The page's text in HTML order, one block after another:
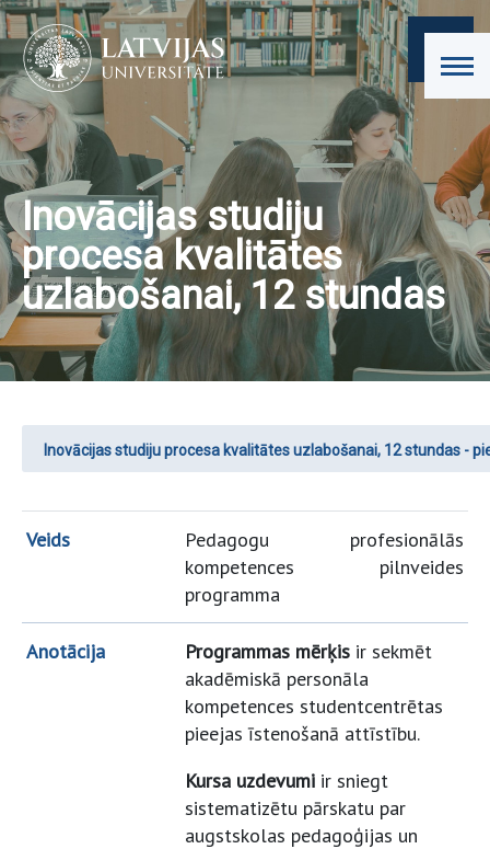
Inovācijas studiju
procesa kvalitātes
uzlabošanai, 12 stundas
Inovācijas studiju procesa kvalitātes uzlabošanai, 12 stundas -
Veids
Pedagogu profesionālās
kompetences pilnveides
programma
Anotācija Programmas mērķisir sekmēt
akadēmiskā personāla
kompetences studentcentrētas
pieejas īstenošanā attīstību.
Kursa uzdevumiir sniegt
sistematizētu pārskatu par
augstskolas pedagoģijas un